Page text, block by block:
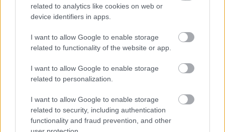
related to analytics like cookies on web or
device identifiers in apps.
I want to allow Google to enable storage
related to functionality of the website or app.
I want to allow Google to enable storage
related to personalization.
I want to allow Google to enable storage
related to security, including authentication
functionality and fraud prevention, and other
Meccs Center
Manchester United
Felkészülési szezon 4. mérkőzés
Nya Ullevi, Göteborg
2026-08-08 17:00